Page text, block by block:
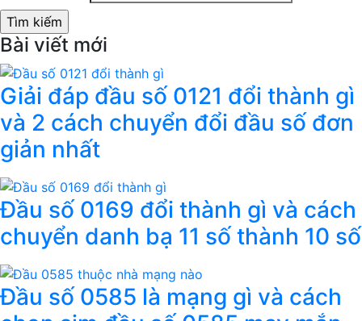
Bài viết mới
Giải đáp đầu số 0121 đổi thành gì
và 2 cách chuyển đổi đầu số đơn
giản nhất
Đầu số 0169 đổi thành gì và cách
chuyển danh bạ 11 số thành 10 số
Đầu số 0585 là mạng gì và cách